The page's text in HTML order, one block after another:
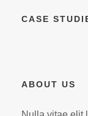
CASE
ABOUT US